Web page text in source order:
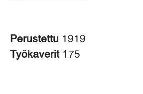
Perustettu 1919
Työkaverit 175